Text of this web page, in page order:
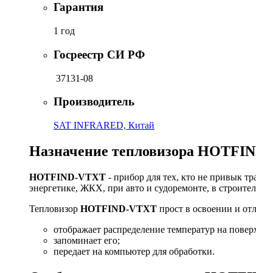
Гарантия
1 год
Госреестр СИ РФ
37131-08
Производитель
SAT INFRARED, Китай
Назначение тепловизора
HOTFIND-VTXT - прибор для тех, кто не привык
энергетике, ЖКХ, при авто и судоремонте, в
Тепловизор HOTFIND-VTXT прост в освоении и
отображает распределение температур на
запоминает его;
передает на компьютер для обработки.